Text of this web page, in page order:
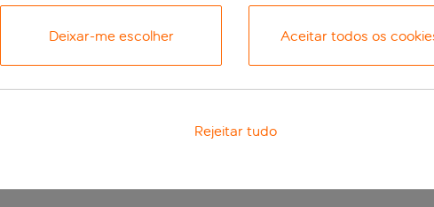
Deixar-me escolher Aceitar todos os
Rejeitar tudo